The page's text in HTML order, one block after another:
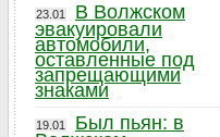
23.01
В Волжском
эвакуировали
автомобили,
оставленные под
запрещающими
знаками
19.01
Был пьян: в